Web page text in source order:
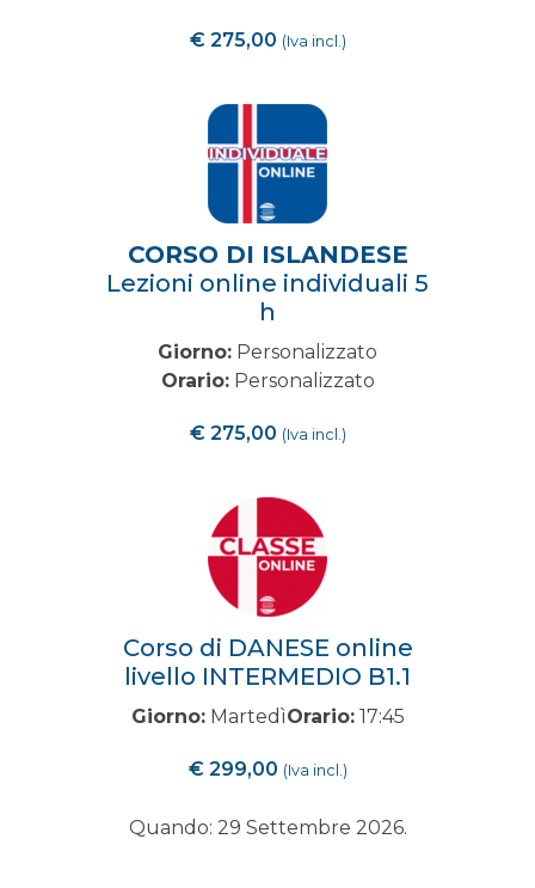
€275,00 (Iva incl.)
CORSO DI ISLANDESE
Lezioni online individuali 5
h
Giorno: Personalizzato
Orario:Personalizzato
€275,00 (Iva incl.)
Corso di DANESE online
livello INTERMEDIO B1.1
Giorno:MartedìOrario:17:45
€299,00 (Iva incl.)
Quando: 29 Settembre 2026.